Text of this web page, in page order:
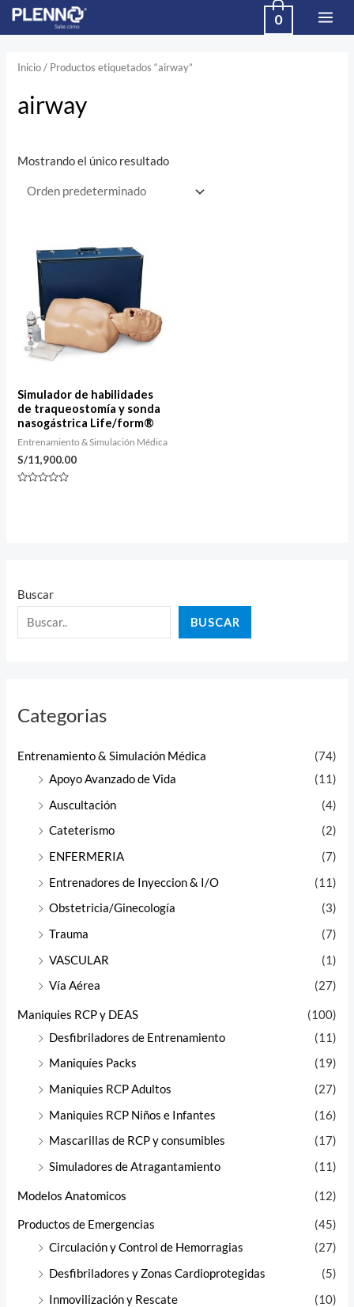
Skip
0
Buscar
BUSCAR
Categorias
Entrenamiento & Simulación Médica
(74)
Apoyo Avanzado de Vida
(11)
Auscultación
(4)
Cateterismo
(2)
ENFERMERIA
(7)
Entrenadores de Inyeccion & I/O
(11)
Obstetricia/Ginecología
(3)
Trauma
(7)
VASCULAR
(1)
Vía Aérea
(27)
Maniquies RCP y DEAS
(100)
Desfibriladores de Entrenamiento
(11)
Maniquíes Packs
(19)
Maniquies RCP Adultos
(27)
Maniquies RCP Niños e Infantes
(16)
Mascarillas de RCP y consumibles
(17)
Simuladores de Atragantamiento
(11)
Modelos Anatomicos (12)
Productos de Emergencias
(45)
Circulación y Control de Hemorragias
(27)
Desfibriladores y Zonas Cardioprotegidas
(5)
Inmovilización y Rescate
(10)
Inicio/ Productos etiquetados “airway”
airway
Mostrando el único resultado
Simulador de habilidades
de traqueostomía y sonda
nasogástrica Life/form®
Entrenamiento & Simulación Médica
S/11,900.00